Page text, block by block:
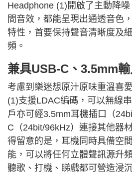
Headphone (1)開啟了主動降
間音效，都能呈現出通透音色
特性，首要保持聲音清晰度及
頻。
兼具USB-C、 3.5mm
考慮到樂迷想原汁原味重溫喜
(1)支援LDAC編碼，可以無線
戶亦可經3.5mm耳機插口（
C（24bit/96kHz）連接其他器
得留意的是，耳機同時具備空
能，可以將任何立體聲訊源升
聽歌、打機、睇戲都可營造浸